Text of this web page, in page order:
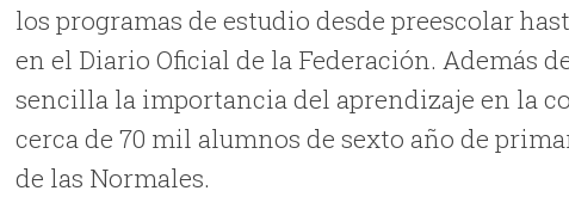
los programas de estudio desde preescolar
en el Diario Oficial de la Federación. Además
sencilla la importancia del aprendizaje en la
cerca de 70 mil alumnos de sexto año de
de las Normales.